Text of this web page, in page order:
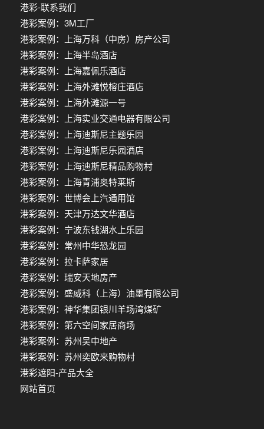
港彩-联系我们
港彩案例：3M工厂
港彩案例：上海万科（中房）房产公司
港彩案例：上海半岛酒店
港彩案例：上海嘉佩乐酒店
港彩案例：上海外滩悦榕庄酒店
港彩案例：上海外滩源一号
港彩案例：上海实业交通电器有限公司
港彩案例：上海迪斯尼主题乐园
港彩案例：上海迪斯尼乐园酒店
港彩案例：上海迪斯尼精品购物村
港彩案例：上海青浦奥特莱斯
港彩案例：世博会上汽通用馆
港彩案例：天津万达文华酒店
港彩案例：宁波东钱湖水上乐园
港彩案例：常州中华恐龙园
港彩案例：拉卡萨家居
港彩案例：瑞安天地房产
港彩案例：盛威科（上海）油墨有限公司
港彩案例：神华集团银川羊场湾煤矿
港彩案例：第六空间家居商场
港彩案例：苏州吴中地产
港彩案例：苏州奕欧来购物村
港彩遮阳-产品大全
网站首页